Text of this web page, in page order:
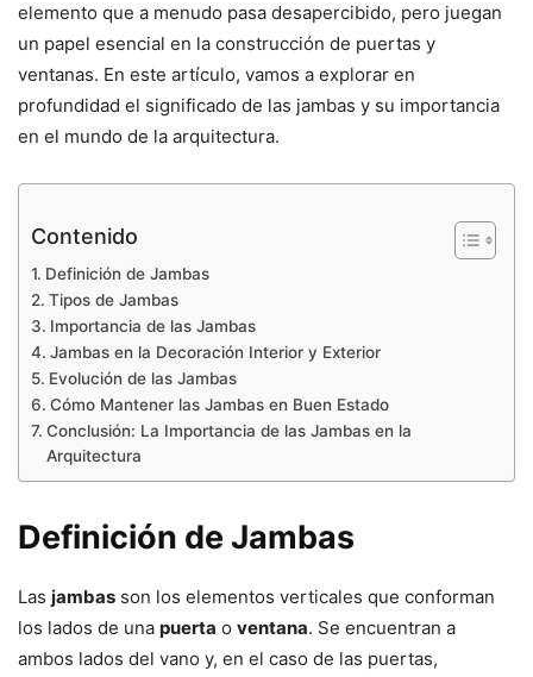
elemento que a menudo pasa desapercibido, pero juegan
un papel esencial en la construcción de puertas y
ventanas. En este artículo, vamos a explorar en
profundidad el significado de las jambas y su importancia
en el mundo de la arquitectura.
Contenido
Definición de Jambas
Tipos de Jambas
Importancia de las Jambas
Jambas en la Decoración Interior y Exterior
Evolución de las Jambas
Cómo Mantener las Jambas en Buen Estado
Conclusión: La Importancia de las Jambas en la
Arquitectura
Definición de Jambas
Las jambas son los elementos verticales que conforman
los lados de una puerta o ventana. Se encuentran a
ambos lados del vano y, en el caso de las puertas,